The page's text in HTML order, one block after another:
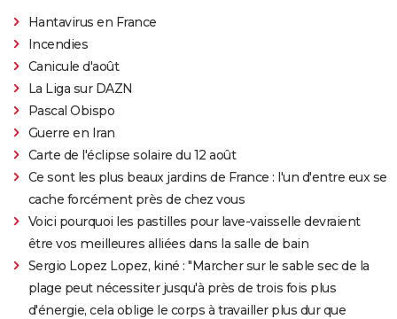
Hantavirus en France
Incendies
Canicule d'août
La Liga sur DAZN
Pascal Obispo
Guerre en Iran
Carte de l'éclipse solaire du 12 août
Ce sont les plus beaux jardins de France : l'un d'entre eux se
cache forcément près de chez vous
Voici pourquoi les pastilles pour lave-vaisselle devraient
être vos meilleures alliées dans la salle de bain
Sergio Lopez Lopez, kiné : "Marcher sur le sable sec de la
plage peut nécessiter jusqu'à près de trois fois plus
d'énergie, cela oblige le corps à travailler plus dur que